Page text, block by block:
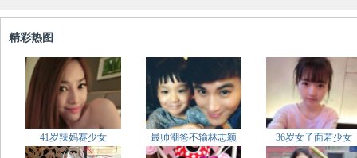
精彩热图
41岁辣妈赛少女 最帅潮爸不输林志颖 36岁女子面若少女